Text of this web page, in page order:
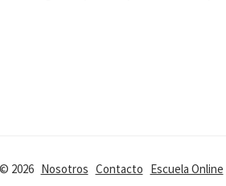
2026 Nosotros Contacto Escuela Online